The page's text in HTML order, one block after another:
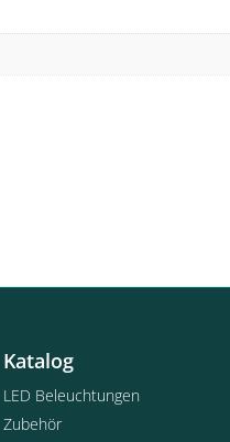
Katalog
LED Beleuchtungen
Zubehör